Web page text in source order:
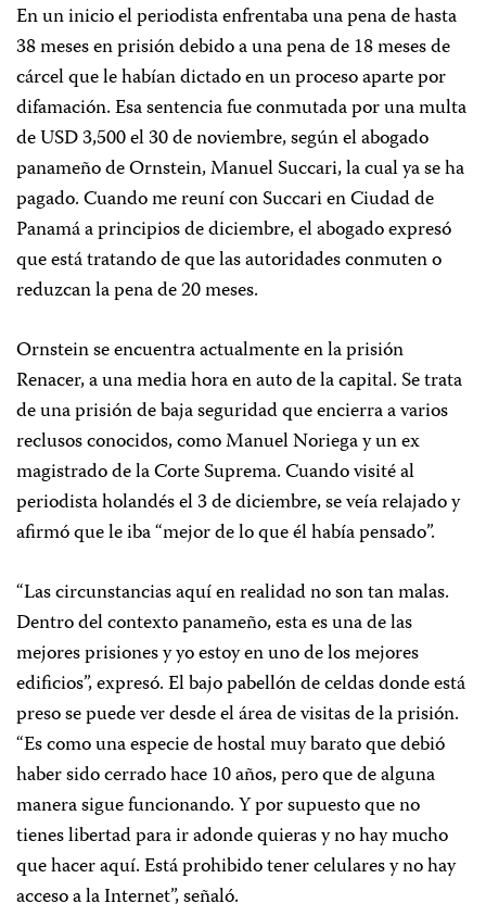
En un inicio el periodista enfrentaba una pena de hasta
38 meses en prisión debido a una pena de 18 meses de
cárcel que le habían dictado en un proceso aparte por
difamación. Esa sentencia fue conmutada por una multa
de USD 3,500 el 30 de noviembre, según el abogado
panameño de Ornstein, Manuel Succari, la cual ya se ha
pagado. Cuando me reuní con Succari en Ciudad de
Panamá a principios de diciembre, el abogado expresó
que está tratando de que las autoridades conmuten o
reduzcan la pena de 20 meses.
Ornstein se encuentra actualmente en la prisión
Renacer, a una media hora en auto de la capital. Se trata
de una prisión de baja seguridad que encierra a varios
reclusos conocidos, como Manuel Noriega y un ex
magistrado de la Corte Suprema. Cuando visité al
periodista holandés el 3 de diciembre, se veía relajado y
afirmó que le iba “mejor de lo que él había pensado”.
“Las circunstancias aquí en realidad no son tan malas.
Dentro del contexto panameño, esta es una de las
mejores prisiones y yo estoy en uno de los mejores
edificios”, expresó. El bajo pabellón de celdas donde está
preso se puede ver desde el área de visitas de la prisión.
“Es como una especie de hostal muy barato que debió
haber sido cerrado hace 10 años, pero que de alguna
manera sigue funcionando. Y por supuesto que no
tienes libertad para ir adonde quieras y no hay mucho
que hacer aquí. Está prohibido tener celulares y no hay
acceso a la Internet”, señaló.